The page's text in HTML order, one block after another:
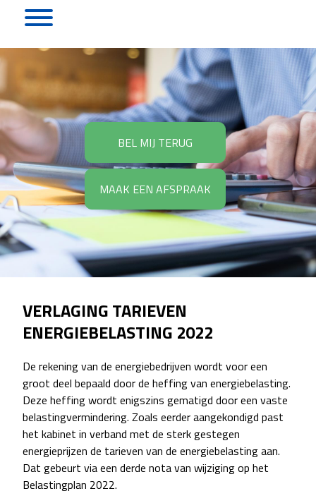
BEL MIJ TERUG
MAAK EEN AFSPRAAK
VERLAGING TARIEVEN
ENERGIEBELASTING 2022
De rekening van de energiebedrijven wordt voor een
groot deel bepaald door de heffing van energiebelasting.
Deze heffing wordt enigszins gematigd door een vaste
belastingvermindering. Zoals eerder aangekondigd past
het kabinet in verband met de sterk gestegen
energieprijzen de tarieven van de energiebelasting aan.
Dat gebeurt via een derde nota van wijziging op het
Belastingplan 2022.